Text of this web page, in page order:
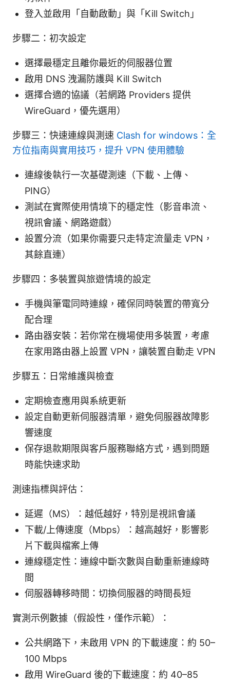
登入並啟用「自動啟動」與「Kill Switch」
步驟二：初次設定
選擇最穩定且離你最近的伺服器位置
啟用 DNS 洩漏防護與 Kill Switch
選擇合適的協議（若網路 Providers 提供
WireGuard，優先選用）
步驟三：快速連線與測速 Clash for windows：全
方位指南與實用技巧，提升 VPN 使用體驗
連線後執行一次基礎測速（下載、上傳、
PING）
測試在實際使用情境下的穩定性（影音串流、
視訊會議、網路遊戲）
設置分流（如果你需要只走特定流量走 VPN，
其餘直連）
步驟四：多裝置與旅遊情境的設定
手機與筆電同時連線，確保同時裝置的帶寬分
配合理
路由器安裝：若你常在機場使用多裝置，考慮
在家用路由器上設置 VPN，讓裝置自動走 VPN
步驟五：日常維護與檢查
定期檢查應用與系統更新
設定自動更新伺服器清單，避免伺服器故障影
響速度
保存退款期限與客戶服務聯絡方式，遇到問題
時能快速求助
測速指標與評估：
延遲（MS）：越低越好，特別是視訊會議
下載/上傳速度（Mbps）：越高越好，影響影
片下載與檔案上傳
連線穩定性：連線中斷次數與自動重新連線時
間
伺服器轉移時間：切換伺服器的時間長短
實測示例數據（假設性，僅作示範）：
公共網路下，未啟用 VPN 的下載速度：約 50–
100 Mbps
啟用 WireGuard 後的下載速度：約 40–85